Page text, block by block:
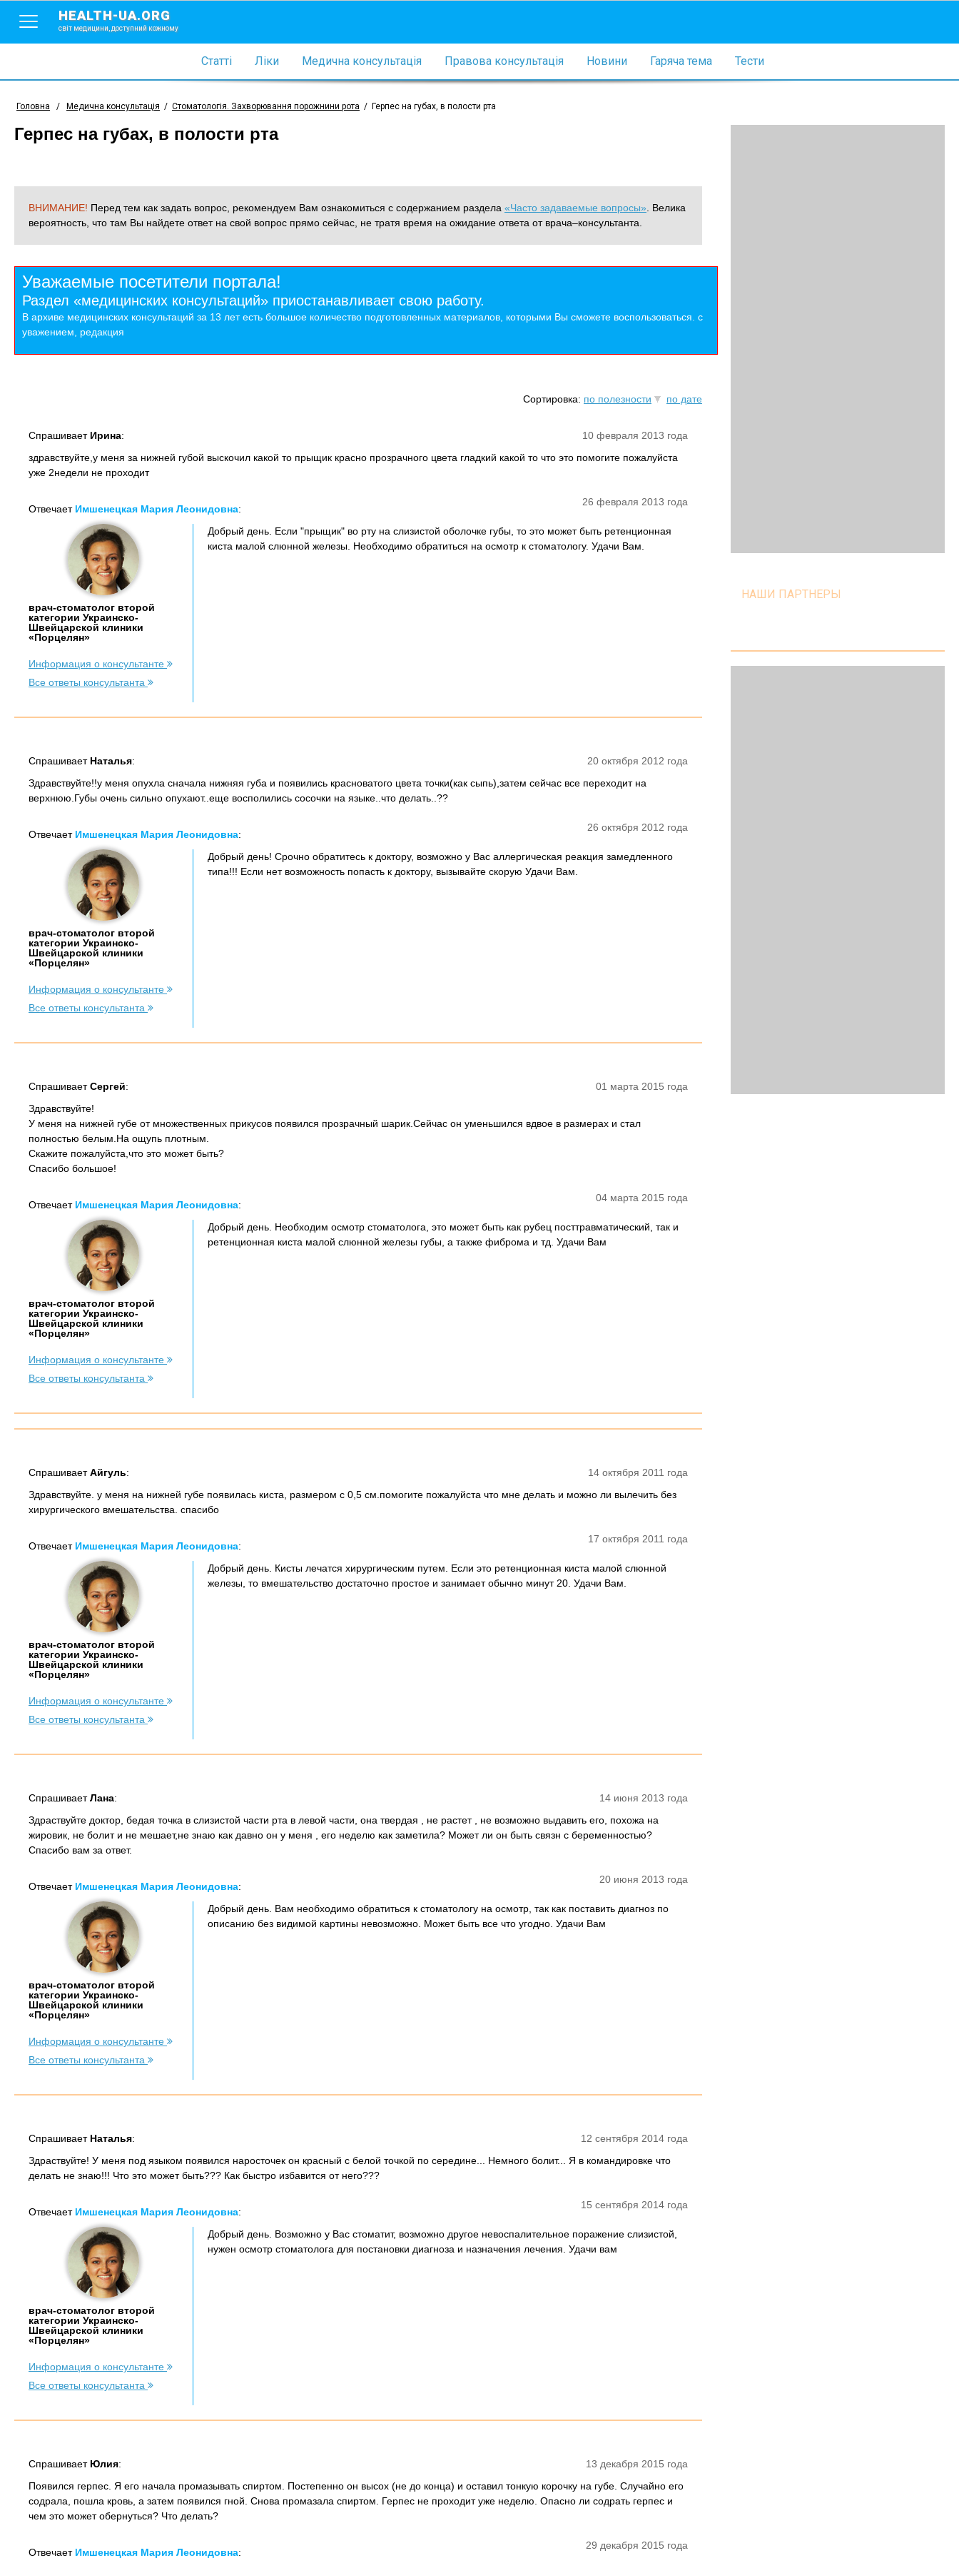
HEALTH-UA.ORG
світ медицини, доступний кожному
Статті Ліки Медична консультація Правова консультація Новини Гаряча тема Тести
Головна / Медична консультація / Стоматологія. Захворювання порожнини рота / Герпес на губах, в полости рта
Герпес на губах, в полости рта
ВНИМАНИЕ! Перед тем как задать вопрос, рекомендуем Вам ознакомиться с содержанием раздела «Часто задаваемые вопросы» . Велика
вероятность, что там Вы найдете ответ на свой вопрос прямо сейчас, не тратя время на ожидание ответа от врача–консультанта.
Уважаемые посетители портала!
Раздел «медицинских консультаций» приостанавливает свою работу.
В архиве медицинских консультаций за 13 лет есть большое количество подготовленных материалов, которыми Вы сможете воспользоваться. с
уважением, редакция
Сортировка: по полезности по дате
10 февраля 2013 года
Спрашивает Ирина:
здравствуйте,у меня за нижней губой выскочил какой то прыщик красно прозрачного цвета гладкий какой то что это помогите пожалуйста
уже 2недели не проходит
26 февраля 2013 года
Отвечает Имшенецкая Мария Леонидовна:
врач-стоматолог второй
категории Украинско-
Швейцарской клиники
«Порцелян»
Информация о консультанте
Все ответы консультанта
Добрый день. Если "прыщик" во рту на слизистой оболочке губы, то это может быть ретенционная
киста малой слюнной железы. Необходимо обратиться на осмотр к стоматологу. Удачи Вам.
20 октября 2012 года
Спрашивает Наталья:
Здравствуйте!!у меня опухла сначала нижняя губа и появились красноватого цвета точки(как сыпь),затем сейчас все переходит на
верхнюю.Губы очень сильно опухают..еще восполились сосочки на языке..что делать..??
26 октября 2012 года
Отвечает Имшенецкая Мария Леонидовна:
врач-стоматолог второй
категории Украинско-
Швейцарской клиники
«Порцелян»
Информация о консультанте
Все ответы консультанта
Добрый день! Срочно обратитесь к доктору, возможно у Вас аллергическая реакция замедленного
типа!!! Если нет возможность попасть к доктору, вызывайте скорую Удачи Вам.
01 марта 2015 года
СпрашиваетСергей:
Здравствуйте!
У меня на нижней губе от множественных прикусов появился прозрачный шарик.Сейчас он уменьшился вдвое в размерах и стал
полностью белым.На ощупь плотным.
Скажите пожалуйста,что это может быть?
Спасибо большое!
04 марта 2015 года
Отвечает Имшенецкая Мария Леонидовна:
врач-стоматолог второй
категории Украинско-
Швейцарской клиники
«Порцелян»
Информация о консультанте
Все ответы консультанта
Добрый день. Необходим осмотр стоматолога, это может быть как рубец посттравматический, так и
ретенционная киста малой слюнной железы губы, а также фиброма и тд. Удачи Вам
14 октября 2011 года
СпрашиваетАйгуль:
Здравствуйте. у меня на нижней губе появилась киста, размером с 0,5 см.помогите пожалуйста что мне делать и можно ли вылечить без
хирургического вмешательства. спасибо
17 октября 2011 года
Отвечает Имшенецкая Мария Леонидовна:
врач-стоматолог второй
категории Украинско-
Швейцарской клиники
«Порцелян»
Информация о консультанте
Все ответы консультанта
Добрый день. Кисты лечатся хирургическим путем. Если это ретенционная киста малой слюнной
железы, то вмешательство достаточно простое и занимает обычно минут 20. Удачи Вам.
14 июня 2013 года
СпрашиваетЛана:
Здраствуйте доктор, бедая точка в слизистой части рта в левой части, она твердая , не растет , не возможно выдавить его, похожа на
жировик, не болит и не мешает,не знаю как давно он у меня , его неделю как заметила? Может ли он быть связн с беременностью?
Спасибо вам за ответ.
20 июня 2013 года
Отвечает Имшенецкая Мария Леонидовна:
врач-стоматолог второй
категории Украинско-
Швейцарской клиники
«Порцелян»
Информация о консультанте
Все ответы консультанта
Добрый день. Вам необходимо обратиться к стоматологу на осмотр, так как поставить диагноз по
описанию без видимой картины невозможно. Может быть все что угодно. Удачи Вам
12 сентября 2014 года
Спрашивает Наталья:
Здраствуйте! У меня под языком появился наросточек он красный с белой точкой по середине... Немного болит... Я в командировке что
делать не знаю!!! Что это может быть??? Как быстро избавится от него???
15 сентября 2014 года
Отвечает Имшенецкая Мария Леонидовна:
врач-стоматолог второй
категории Украинско-
Швейцарской клиники
«Порцелян»
Информация о консультанте
Все ответы консультанта
Добрый день. Возможно у Вас стоматит, возможно другое невоспалительное поражение слизистой,
нужен осмотр стоматолога для постановки диагноза и назначения лечения. Удачи вам
13 декабря 2015 года
Спрашивает Юлия:
Появился герпес. Я его начала промазывать спиртом. Постепенно он высох (не до конца) и оставил тонкую корочку на губе. Случайно его
содрала, пошла кровь, а затем появился гной. Снова промазала спиртом. Герпес не проходит уже неделю. Опасно ли содрать герпес и
чем это может обернуться? Что делать?
29 декабря 2015 года
Отвечает Имшенецкая Мария Леонидовна:
НАШИ ПАРТНЕРЫ